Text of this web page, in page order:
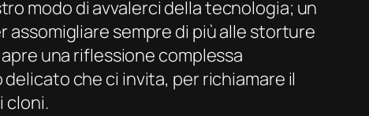
modo di avvalerci della tecnologia; un
sempre di più alle storture
una riflessione complessa
che ci invita, per richiamare il
cloni.